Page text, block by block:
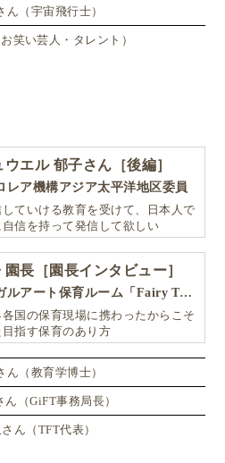
ん（宇宙飛行士）
笑い芸人・タレント）
エル 郁子さん［後編］
レア機構アジア太平洋地区委員
ていける教育を受けて、日本人で
信を持って発信して欲しい
長［園長インタビュー］
バイリンガルアート保育ルーム「Fairy Tale（フェアリーテイル）」
各国の保育現場に携わったからこそ
目指す保育のあり方
ん（教育学博士）
（GiFT事務局長）
ん（TFT代表）